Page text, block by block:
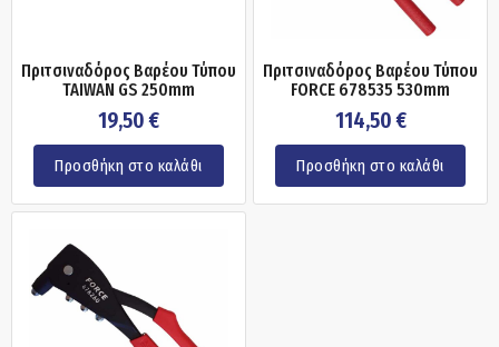
Πριτσιναδόρος Βαρέου Τύπου
TAIWAN GS 250mm
19,50€
Προσθήκη στο καλάθι
Πριτσιναδόρος Βαρέου Τύπου
FORCE 678535 530mm
114,50€
Προσθήκη στο καλάθι